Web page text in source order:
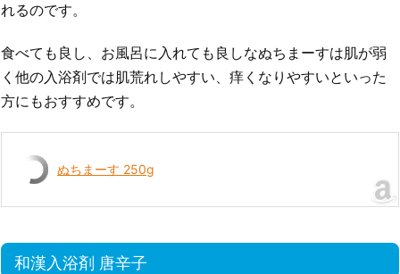
れるのです。
食べても良し、お風呂に入れても良しなぬちまーすは肌が弱
く他の入浴剤では肌荒れしやすい、痒くなりやすいといった
方にもおすすめです。
ぬちまーす 250g
和漢入浴剤 唐辛子